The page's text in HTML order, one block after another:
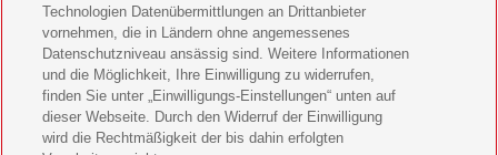
Stern Crime Geschenkabo verschenken
Welt der Wunder Geschenkabo verschenken
GEO Geschenkabo verschenken
Technologien Datenübermittlungen an Drittanbieter
vornehmen, die in Ländern ohne angemessenes
Datenschutzniveau ansässig sind. Weitere Informationen
und die Möglichkeit, Ihre Einwilligung zu widerrufen,
finden Sie unter „Einwilligungs-Einstellungen“ unten auf
dieser Webseite. Durch den Widerruf der Einwilligung
wird die Rechtmäßigkeit der bis dahin erfolgten